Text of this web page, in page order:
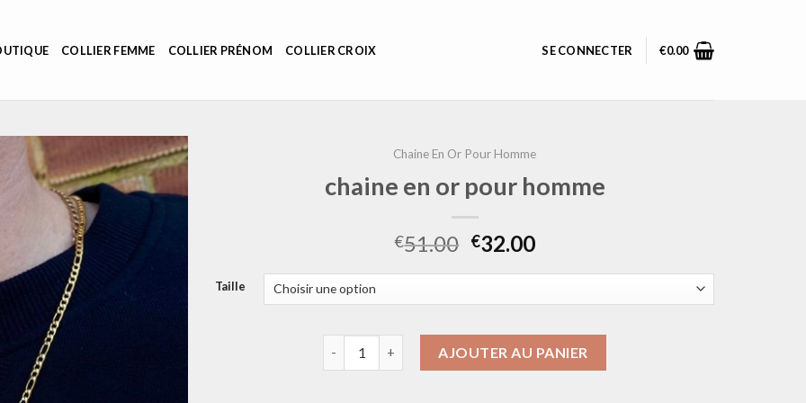
COLLIER FEMME COLLIER PRÉNOM COLLIER CROIX SE CONNECTER €0.00
Chaine En Or Pour Homme
chaine en or pour homme
€51.00 €32.00
Taille
AJOUTER AU PANIER